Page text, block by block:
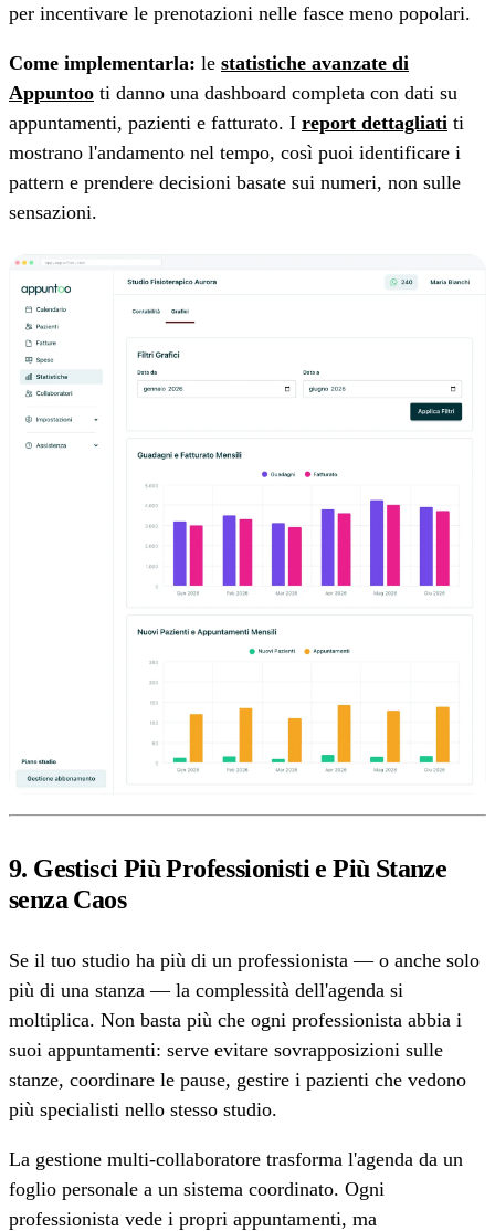
per incentivare le prenotazioni nelle fasce meno popolari.
Come implementarla: le statistiche avanzate di
Appuntoo ti danno una dashboard completa con dati su
appuntamenti, pazienti e fatturato. I report dettagliati ti
mostrano l'andamento nel tempo, così puoi identificare i
pattern e prendere decisioni basate sui numeri, non sulle
sensazioni.
9. Gestisci Più Professionisti e Più Stanze
senza Caos
Se il tuo studio ha più di un professionista — o anche solo
più di una stanza — la complessità dell'agenda si
moltiplica. Non basta più che ogni professionista abbia i
suoi appuntamenti: serve evitare sovrapposizioni sulle
stanze, coordinare le pause, gestire i pazienti che vedono
più specialisti nello stesso studio.
La gestione multi-collaboratore trasforma l'agenda da un
foglio personale a un sistema coordinato. Ogni
professionista vede i propri appuntamenti, ma